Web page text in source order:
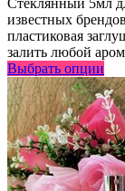
известных
пластиковая
залить любой
Выбрать опции